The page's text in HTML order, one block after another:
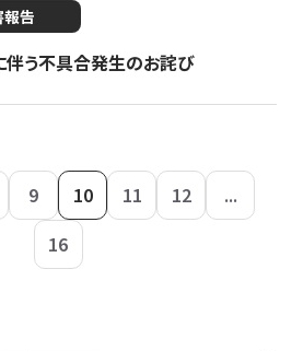
報告
伴う不具合発生のお詫び
9 10 11 12
...
16